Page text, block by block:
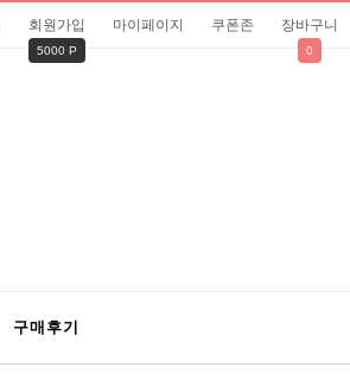
회원가입
5000 P
마이페이지 쿠폰존 장바구니
0
구매후기